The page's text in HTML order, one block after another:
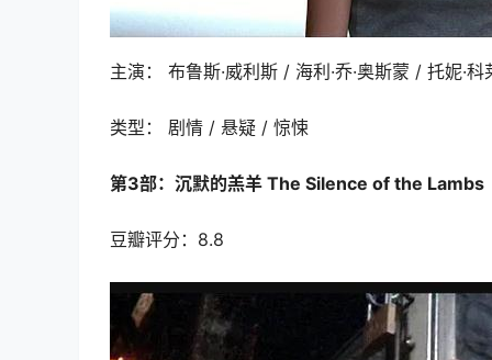
主演： 布鲁斯·威利斯 / 海利·乔·奥斯蒙 / 托妮·科
类型： 剧情 / 悬疑 / 惊悚
第3部：沉默的羔羊 The Silence of the Lambs
豆瓣评分：8.8